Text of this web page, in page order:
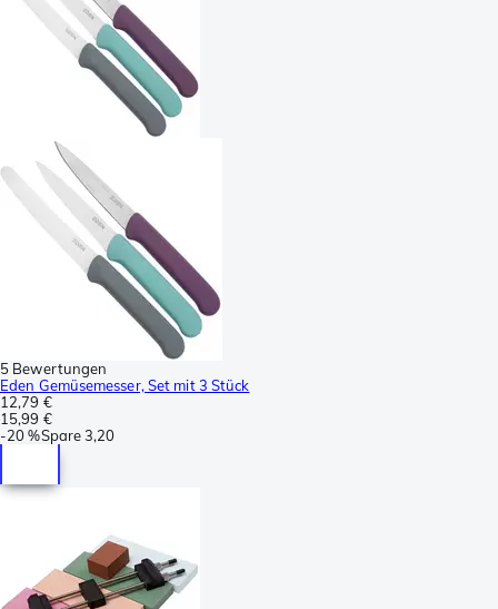
5 Bewertungen
Eden Gemüsemesser, Set mit 3 Stück
12,79 €
15,99 €
-20 %Spare3,20